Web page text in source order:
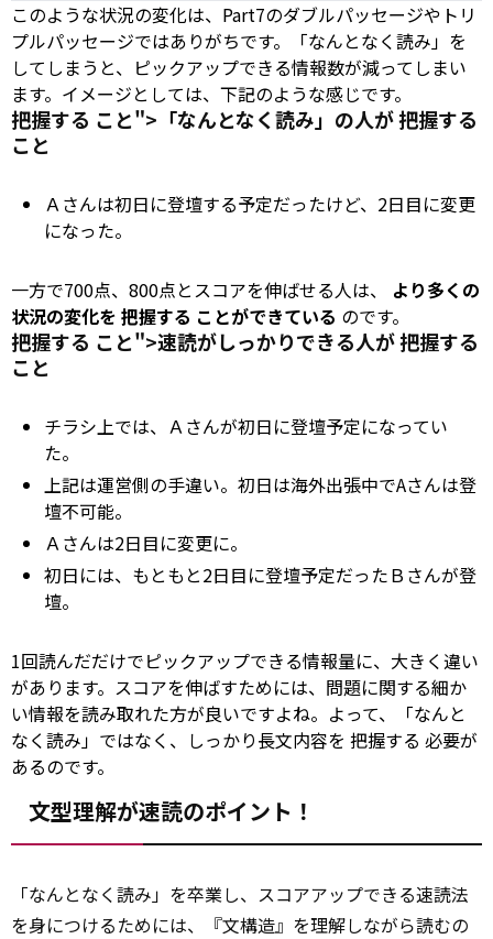
このような状況の変化は、Part7のダブルパッセージやトリ
プルパッセージではありがちです。「なんとなく読み」を
してしまうと、ピックアップできる情報数が減ってしまい
ます。イメージとしては、下記のような感じです。
把握する こと">「なんとなく読み」の人が把握する
こと
Ａさんは初日に登壇する予定だったけど、2日目に変更
になった。
一方で700点、800点とスコアを伸ばせる人は、 より多くの
状況の変化を 把握する ことができている のです。
把握する こと">速読がしっかりできる人が把握する
こと
チラシ上では、Ａさんが初日に登壇予定になってい
た。
上記は運営側の手違い。初日は海外出張中でAさんは登
壇不可能。
Ａさんは2日目に変更に。
初日には、もともと2日目に登壇予定だったＢさんが登
壇。
1回読んだだけでピックアップできる情報量に、大きく違い
があります。スコアを伸ばすためには、問題に関する細か
い情報を読み取れた方が良いですよね。よって、「なんと
なく読み」ではなく、しっかり長文内容を 把握する 必要が
あるのです。
文型理解が速読のポイント！
「なんとなく読み」を卒業し、スコアアップできる速読法
を身につけるためには、『文構造』を理解しながら読むの